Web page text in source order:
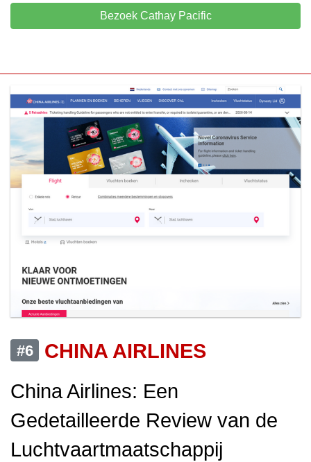
Bezoek Cathay Pacific
#6
CHINA AIRLINES
China Airlines: Een
Gedetailleerde Review van de
Luchtvaartmaatschappij